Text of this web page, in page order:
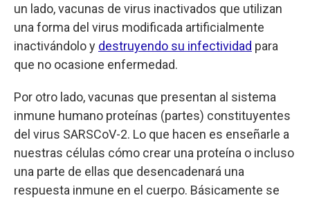
un lado, vacunas de virus inactivados que utilizan
una forma del virus modificada artificialmente
inactivándolo y destruyendo su infectividad para
que no ocasione enfermedad.
Por otro lado, vacunas que presentan al sistema
inmune humano proteínas (partes) constituyentes
del virus SARSCoV-2. Lo que hacen es enseñarle a
nuestras células cómo crear una proteína o incluso
una parte de ellas que desencadenará una
respuesta inmune en el cuerpo. Básicamente se